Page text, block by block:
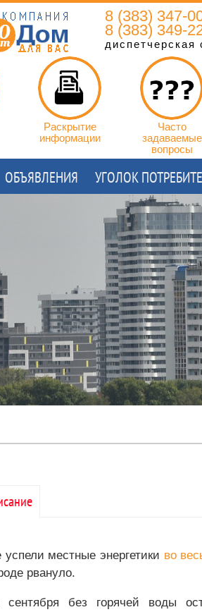
8 (383) 347-
8 (383) 349-
диспетчерская
Раскрытие
информации
Часто
задаваемые
вопросы
ОБЪЯВЛЕНИЯ УГОЛОК
успели местные энергетики во
рвануло.
сентября без горячей воды